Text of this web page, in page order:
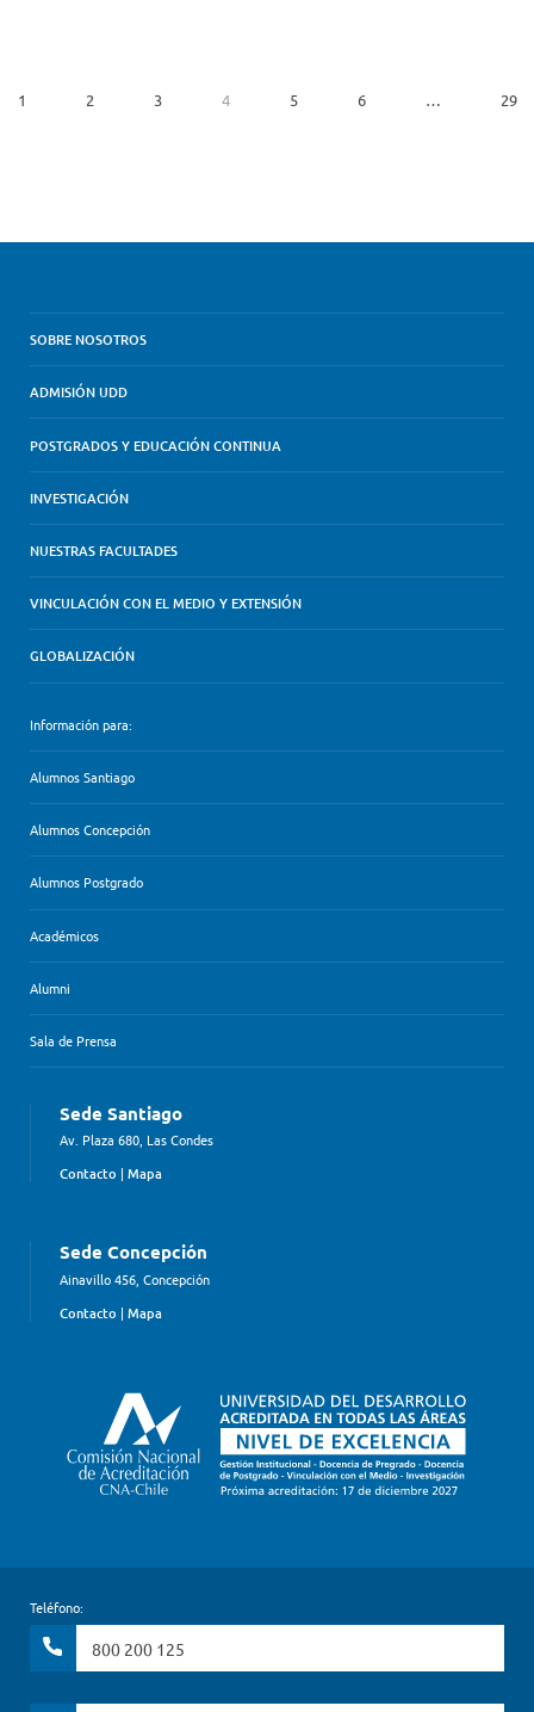
1 2 3 4 5 6 … 29
SOBRE NOSOTROS
ADMISIÓN UDD
POSTGRADOS Y EDUCACIÓN CONTINUA
INVESTIGACIÓN
NUESTRAS FACULTADES
VINCULACIÓN CON EL MEDIO Y EXTENSIÓN
GLOBALIZACIÓN
Información para:
Alumnos Santiago
Alumnos Concepción
Alumnos Postgrado
Académicos
Alumni
Sala de Prensa
Sede Santiago
Av. Plaza 680, Las Condes
Contacto | Mapa
Sede Concepción
Ainavillo 456, Concepción
Contacto | Mapa
Teléfono:
800 200 125